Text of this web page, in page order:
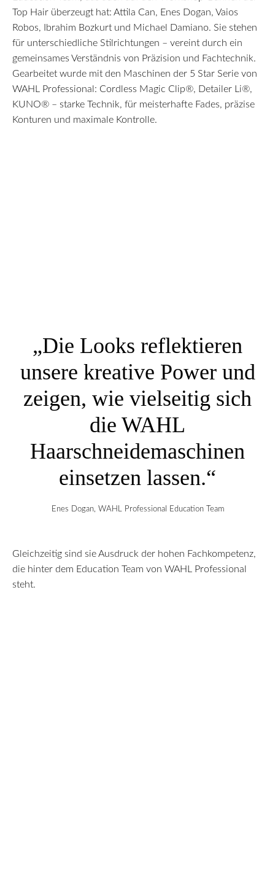
Top Hair überzeugt hat: Attila Can, Enes Dogan, Vaios
Robos, Ibrahim Bozkurt und Michael Damiano. Sie stehen
für unterschiedliche Stilrichtungen – vereint durch ein
gemeinsames Verständnis von Präzision und Fachtechnik.
Gearbeitet wurde mit den Maschinen der 5 Star Serie von
WAHL Professional: Cordless Magic Clip®, Detailer Li®,
KUNO® – starke Technik, für meisterhafte Fades, präzise
Konturen und maximale Kontrolle.
„Die Looks reflektieren
unsere kreative Power und
zeigen, wie vielseitig sich
die WAHL
Haarschneidemaschinen
einsetzen lassen.“
Enes Dogan, WAHL Professional Education Team
Gleichzeitig sind sie Ausdruck der hohen Fachkompetenz,
die hinter dem Education Team von WAHL Professional
steht.